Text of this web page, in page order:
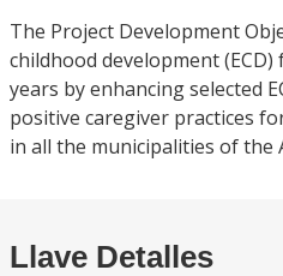
The Project Development
childhood development
years by enhancing selected
positive caregiver practices
in all the municipalities of the
Llave Detalles